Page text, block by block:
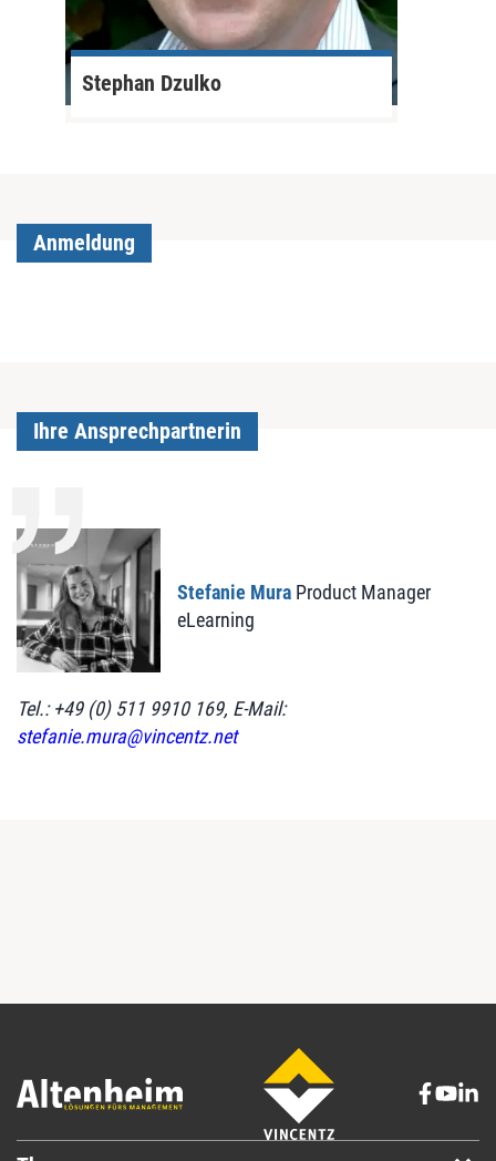
Stephan Dzulko
Anmeldung
Ihre Ansprechpartnerin
Stefanie Mura Product Manager
eLearning
Tel.: +49 (0) 511 9910 169, E-Mail:
stefanie.mura@vincentz.net